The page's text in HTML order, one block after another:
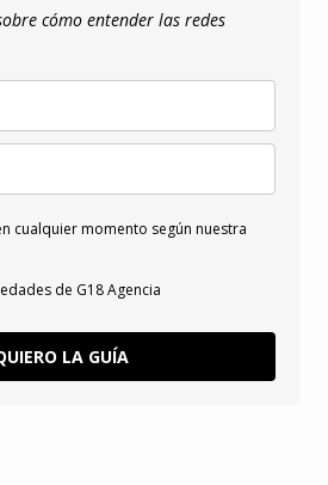
cómo entender las redes
cualquier momento según nuestra
de G18 Agencia
LA GUÍA